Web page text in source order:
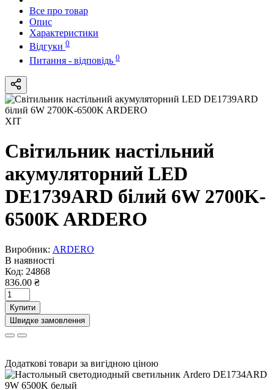
Все про товар
Опис
Характеристики
Відгуки 0
Питання - відповідь 0
ХІТ
Свiтильник настiльний
акумуляторний LED
DE1739ARD білий 6W 2700K-
6500K ARDERO
Виробник: ARDERO
В наявності
Код: 24868
836.00 ₴
Купити
Швидке замовлення
Додаткові товари за вигідною ціною